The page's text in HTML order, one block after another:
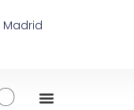
Madrid